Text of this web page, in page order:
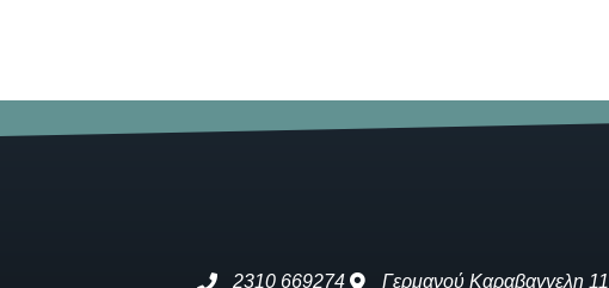
2310 669274 Γερμανού Καραβαγγελη 11